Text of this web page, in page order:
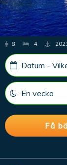
8 4